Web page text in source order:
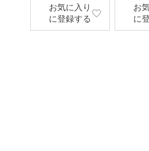
お気に入り
に登録する
お
に